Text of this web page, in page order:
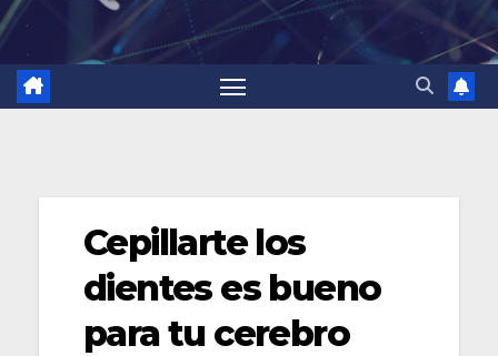
Cepillarte los
dientes es bueno
para tu cerebro